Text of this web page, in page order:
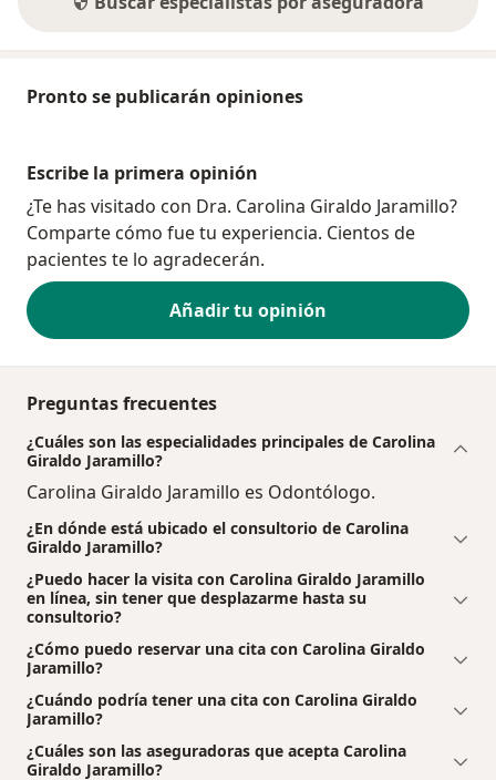
Pronto se publicarán opiniones
Escribe la primera opinión
¿Te has visitado con Dra. Carolina Giraldo Jaramillo?
Comparte cómo fue tu experiencia. Cientos de
pacientes te lo agradecerán.
Añadir tu opinión
Preguntas frecuentes
¿Cuáles son las especialidades principales de Carolina
Giraldo Jaramillo?
Carolina Giraldo Jaramillo es Odontólogo.
¿En dónde está ubicado el consultorio de Carolina
Giraldo Jaramillo?
¿Puedo hacer la visita con Carolina Giraldo Jaramillo
en línea, sin tener que desplazarme hasta su
consultorio?
¿Cómo puedo reservar una cita con Carolina Giraldo
Jaramillo?
¿Cuándo podría tener una cita con Carolina Giraldo
Jaramillo?
¿Cuáles son las aseguradoras que acepta Carolina
Giraldo Jaramillo?